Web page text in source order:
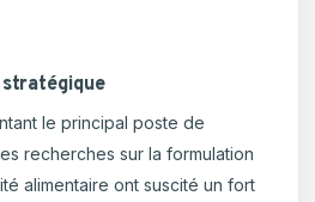
le principal poste de
recherches sur la formulation
alimentaire ont suscité un fort